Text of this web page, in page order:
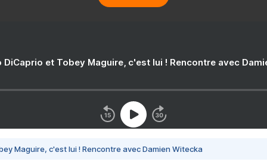
DiCaprio et Tobey Maguire, c'est lui ! Rencontre avec
Maguire, c'est lui ! Rencontre avec Damien Witecka